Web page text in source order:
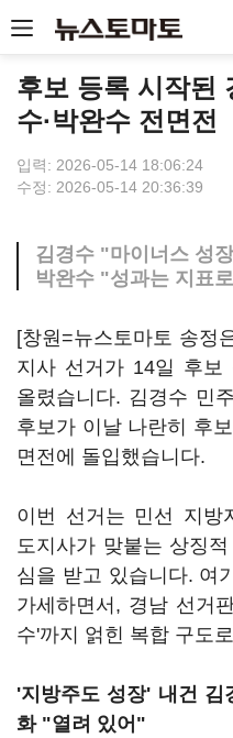
후보 등록 시작된
수·박완수 전면전
입력: 2026-05-14 18:06:24
수정: 2026-05-14 20:36:39
김경수 "마이너스 성
박완수 "성과는 지표
[창원=뉴스토마토 송정
지사 선거가 14일 후보
올렸습니다. 김경수 민
후보가 이날 나란히 후
면전에 돌입했습니다.
이번 선거는 민선 지방
도지사가 맞붙는 상징
심을 받고 있습니다. 여
가세하면서, 경남 선거
수'까지 얽힌 복합 구도
'지방주도 성장' 내건
화 "열려 있어"